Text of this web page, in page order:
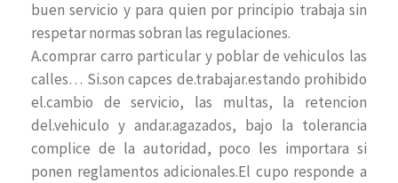
buen servicio y para quien por principio trabaja sin
respetar normas sobran las regulaciones.
A.comprar carro particular y poblar de vehiculos las
calles… Si.son capces de.trabajar.estando prohibido
el.cambio de servicio, las multas, la retencion
del.vehiculo y andar.agazados, bajo la tolerancia
complice de la autoridad, poco les importara si
ponen reglamentos adicionales.El cupo responde a